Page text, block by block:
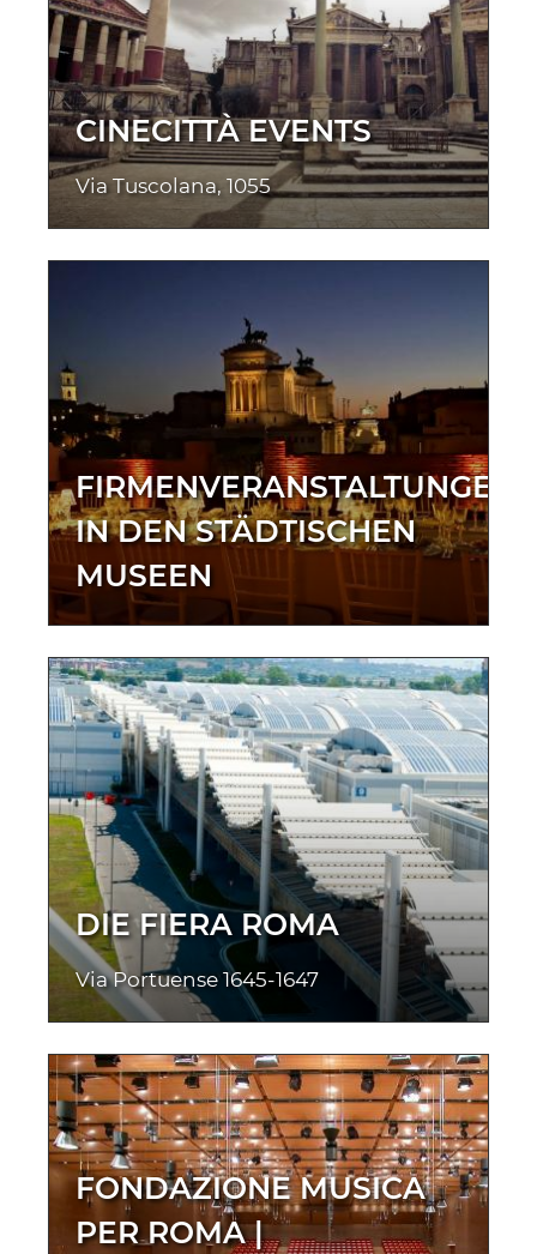
CINECITTÀ EVENTS
Via Tuscolana, 1055
FIRMENVERANSTALTUNGEN
IN DEN STÄDTISCHEN
MUSEEN
DIE FIERA ROMA
Via Portuense 1645-1647
FONDAZIONE MUSICA
PER ROMA |